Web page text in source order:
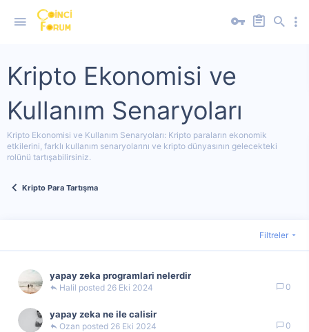
Kripto Ekonomisi ve
Kullanım Senaryoları
Kripto Ekonomisi ve Kullanım Senaryoları: Kripto paraların ekonomik
etkilerini, farklı kullanım senaryolarını ve kripto dünyasının gelecekteki
rolünü tartışabilirsiniz.
Kripto Para Tartışma
Filtreler
yapay zeka programlari nelerdir
0
26 Eki 2024
Halil
yapay zeka ne ile calisir
0
26 Eki 2024
Ozan